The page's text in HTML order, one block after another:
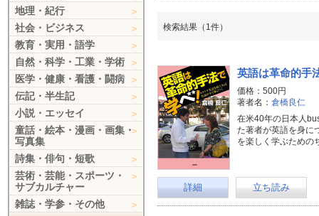
検索結果（1件）
英語は革命的手
価格：500円
著者名： 倉橋良仁
在米40年の日本人
た著者が英語を身に
を楽しく学ぶための
詳細 立ち読み
地理・紀行
社会・ビジネス
教育・実用・語学
自然・科学・工業・学術
医学・健康・看護・闘病
伝記・半生記
小説・エッセイ
童話・絵本・漫画・画集・
写真集
詩集・俳句・短歌
芸術・芸能・スポーツ・
サブカルチャー
雑誌・学参・その他